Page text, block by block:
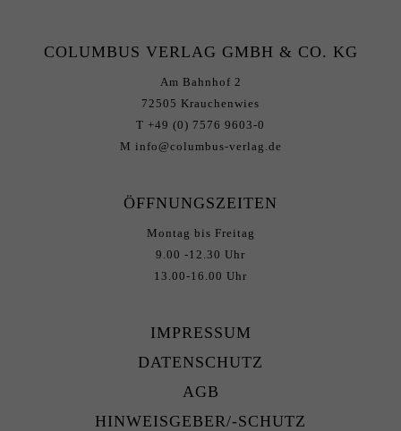
COLUMBUS VERLAG GMBH & CO. KG
Am Bahnhof 2
72505 Krauchenwies
T +49 (0) 7576 9603-0
M info@columbus-verlag.de
ÖFFNUNGSZEITEN
Montag bis Freitag
9.00 -12.30 Uhr
13.00-16.00 Uhr
IMPRESSUM
DATENSCHUTZ
AGB
HINWEISGEBER/-SCHUTZ